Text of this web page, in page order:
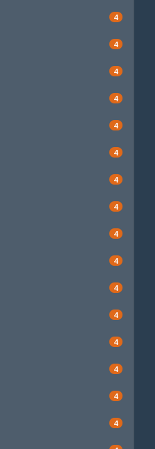
4
4
4
4
4
4
4
4
4
4
4
4
4
4
4
4